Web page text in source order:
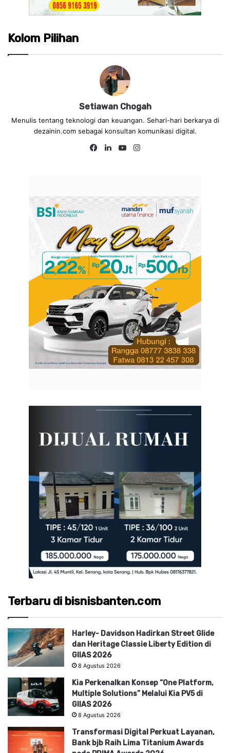
Kolom Pilihan
Setiawan Chogah
Menulis tentang teknologi dan keuangan. Sehari-hari berkarya di
dezainin.com sebagai konsultan komunikasi digital.
Fa
Lin
Yo
Terbaru di bisnisbanten.com
Harley- Davidson Hadirkan Street Glide
dan Heritage Classie Liberty Edition di
GIIAS 2026
8 Agustus 2026
Kia Perkenalkan Konsep “One Platform,
Multiple Solutions” Melalui Kia PV5 di
GIIAS 2026
8 Agustus 2026
Transformasi Digital Perkuat Layanan,
Bank bjb Raih Lima Titanium Awards